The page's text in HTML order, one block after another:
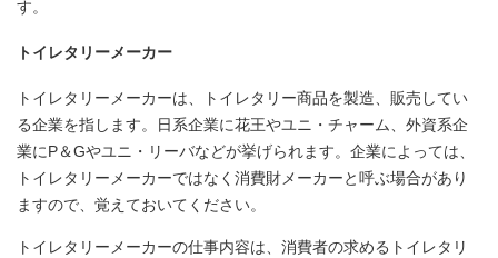
す。
トイレタリーメーカー
トイレタリーメーカーは、トイレタリー商品を製造、販売してい
る企業を指します。日系企業に花王やユニ・チャーム、外資系企
業にP＆Gやユニ・リーバなどが挙げられます。企業によっては、
トイレタリーメーカーではなく消費財メーカーと呼ぶ場合があり
ますので、覚えておいてください。
トイレタリーメーカーの仕事内容は、消費者の求めるトイレタリ